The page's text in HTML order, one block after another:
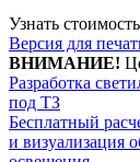
Узнать стоимость
Версия для
ВНИМАНИЕ!
Разработка
под ТЗ
Бесплатный
и визуализация